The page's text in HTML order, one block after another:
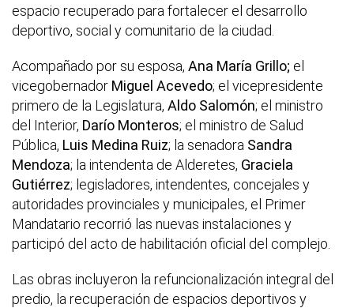
espacio recuperado para fortalecer el desarrollo
deportivo, social y comunitario de la ciudad.
Acompañado por su esposa, Ana María Grillo; el
vicegobernador Miguel Acevedo; el vicepresidente
primero de la Legislatura, Aldo Salomón; el ministro
del Interior, Darío Monteros; el ministro de Salud
Pública, Luis Medina Ruiz; la senadora Sandra
Mendoza; la intendenta de Alderetes, Graciela
Gutiérrez; legisladores, intendentes, concejales y
autoridades provinciales y municipales, el Primer
Mandatario recorrió las nuevas instalaciones y
participó del acto de habilitación oficial del complejo.
Las obras incluyeron la refuncionalización integral del
predio, la recuperación de espacios deportivos y